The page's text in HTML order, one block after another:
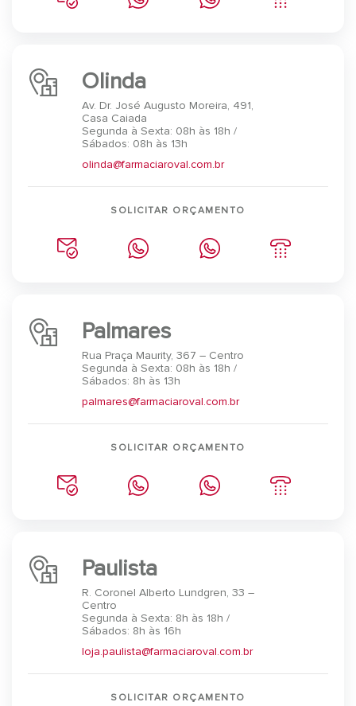
Olinda
Av. Dr. José Augusto Moreira, 491,
Casa Caiada
Segunda à Sexta: 08h às 18h /
Sábados: 08h às 13h
olinda@farmaciaroval.com.br
SOLICITAR ORÇAMENTO
Palmares
Rua Praça Maurity, 367 – Centro
Segunda à Sexta: 08h às 18h /
Sábados: 8h às 13h
palmares@farmaciaroval.com.br
SOLICITAR ORÇAMENTO
Paulista
R. Coronel Alberto Lundgren, 33 –
Centro
Segunda à Sexta: 8h às 18h /
Sábados: 8h às 16h
loja.paulista@farmaciaroval.com.br
SOLICITAR ORÇAMENTO